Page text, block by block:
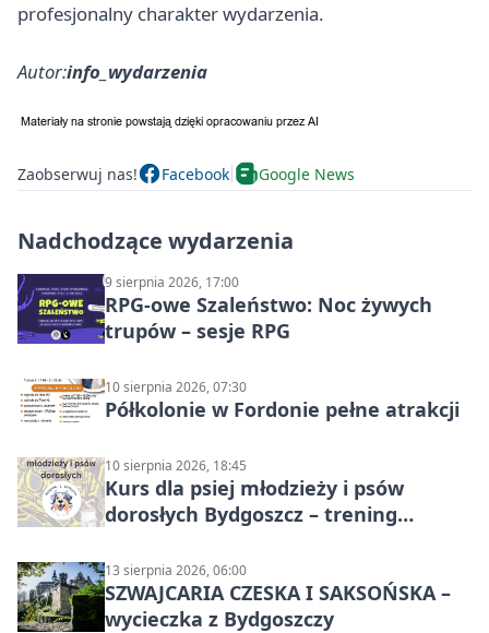
profesjonalny charakter wydarzenia.
Autor:info_wydarzenia
Zaobserwuj nas! Facebook Google News
Nadchodzące wydarzenia
9 sierpnia 2026, 17:00
RPG-owe Szaleństwo: Noc żywych
trupów – sesje RPG
10 sierpnia 2026, 07:30
Półkolonie w Fordonie pełne atrakcji
10 sierpnia 2026, 18:45
Kurs dla psiej młodzieży i psów
dorosłych Bydgoszcz – trening
13 sierpnia 2026, 06:00
SZWAJCARIA CZESKA I SAKSOŃSKA –
wycieczka z Bydgoszczy